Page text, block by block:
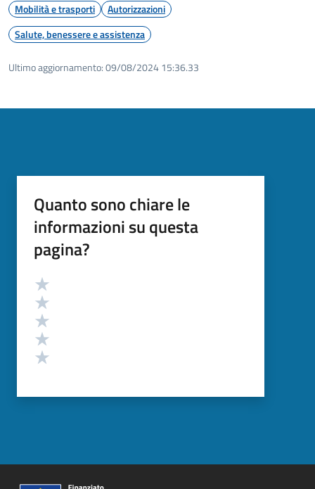
Mobilità e trasporti
Autorizzazioni
Salute, benessere e assistenza
Ultimo aggiornamento:09/08/2024 15:36.33
Quanto sono chiare le
informazioni su questa
pagina?
Valutazione